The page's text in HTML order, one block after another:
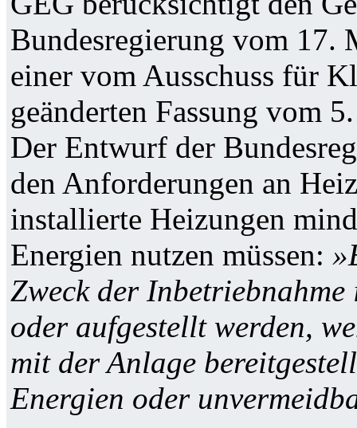
Bundesregierung vom 17.
einer vom Ausschuss für
geänderten Fassung vom
Der Entwurf der
den Anforderungen an
installierte Heizungen
Energien nutzen müssen:
Zweck der
oder aufgestellt werden,
mit der Anlage
Energien oder